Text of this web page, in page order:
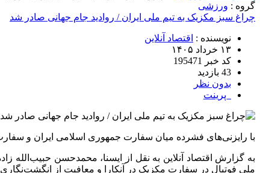
گروه : ورزشی
چراغ سبز مکزیک به تیم ملی ایران / روادید جام جهانی صادر شد
نویسنده : اقتصاد آنلاین
۱۳ خرداد ۱۴۰۵
کد خبر 195471
43 بازدید
بدون نظر
پرینت
با رایزنی‌های فشرده میان سفارت جمهوری اسلامی ایران و سفارت
به گزارش اقتصاد آنلاین به نقل از ایسنا، محمدحسن
ملی فوتبال در سفارت مکزیک در آنکارا و معافیت از